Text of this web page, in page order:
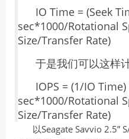
IO Time = (Seek
sec*1000/Rotational
Size/Transfer Rate)
于是我们可以这样
IOPS = (1/IO
sec*1000/Rotational
Size/Transfer Rate)
以Seagate Savvio 2.5”